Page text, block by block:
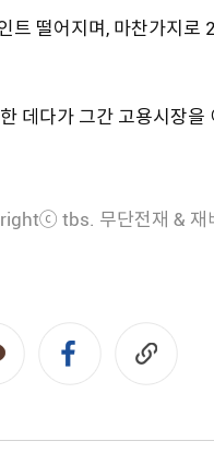
떨어지며, 마찬가지로
데다가 그간 고용시장을
tbs. 무단전재 & 재